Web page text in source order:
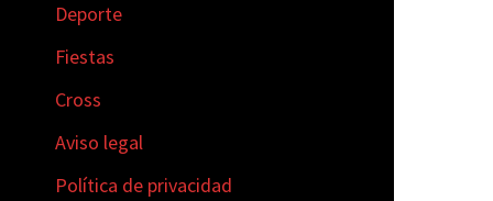
Deporte
Fiestas
Cross
Aviso legal
Política de privacidad